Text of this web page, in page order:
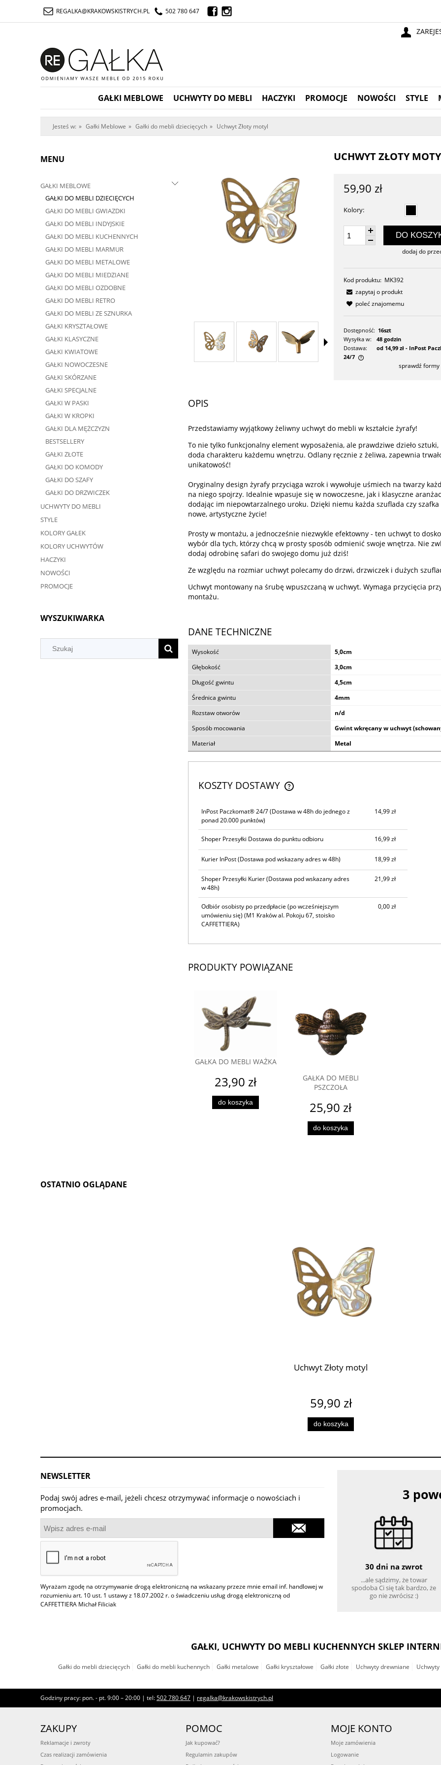
REGALKA@KRAKOWSKISTRYCH.PL 502 780 647
GAŁKI MEBLOWE UCHWYTY DO MEBLI HACZYKI PROMOCJE NOWOŚCI STYLE
Jesteś w: » Gałki Meblowe » Gałki do mebli dziecięcych » Uchwyt Złoty motyl
MENU
GAŁKI MEBLOWE
GAŁKI DO MEBLI DZIECIĘCYCH
GAŁKI DO MEBLI GWIAZDKI
GAŁKI DO MEBLI INDYJSKIE
GAŁKI DO MEBLI KUCHENNYCH
GAŁKI DO MEBLI MARMUR
GAŁKI DO MEBLI METALOWE
GAŁKI DO MEBLI MIEDZIANE
GAŁKI DO MEBLI OZDOBNE
GAŁKI DO MEBLI RETRO
GAŁKI DO MEBLI ZE SZNURKA
GAŁKI KRYSZTAŁOWE
GAŁKI KLASYCZNE
GAŁKI KWIATOWE
GAŁKI NOWOCZESNE
GAŁKI SKÓRZANE
GAŁKI SPECJALNE
GAŁKI W PASKI
GAŁKI W KROPKI
GAŁKI DLA MĘŻCZYZN
BESTSELLERY
GAŁKI ZŁOTE
GAŁKI DO KOMODY
GAŁKI DO SZAFY
GAŁKI DO DRZWICZEK
UCHWYTY DO MEBLI
STYLE
KOLORY GAŁEK
KOLORY UCHWYTÓW
HACZYKI
NOWOŚCI
PROMOCJE
WYSZUKIWARKA
UCHWYT ZŁOTY
59,90 zł
Kolory:
DO
dodaj do
Kod produktu: MK392
zapytaj o produkt
poleć znajomemu
Dostępność: 16szt
Wysyłka w:
48 godzin
Dostawa:
od 14,99 zł - InPost
24/7
sprawdź formy
OPIS
Przedstawiamy wyjątkowy żeliwny uchwyt do mebli w kształcie żyrafy!
To nie tylko funkcjonalny element wyposażenia, ale prawdziwe dzieło sztuki,
doda charakteru każdemu wnętrzu. Odlany ręcznie z żeliwa, zapewnia
unikatowość!
Oryginalny design żyrafy przyciąga wzrok i wywołuje uśmiech na twarzy
na niego spojrzy. Idealnie wpasuje się w nowoczesne, jak i klasyczne
dodając im niepowtarzalnego uroku. Dzięki niemu każda szuflada czy szafka
nowe, artystyczne życie!
Prosty w montażu, a jednocześnie niezwykle efektowny - ten uchwyt to
wybór dla tych, którzy chcą w prosty sposób odmienić swoje wnętrza. Nie
dodaj odrobinę safari do swojego domu już dziś!
Ze względu na rozmiar uchwyt polecamy do drzwi, drzwiczek i dużych
Uchwyt montowany na śrubę wpuszczaną w uchwyt. Wymaga przycięcia
montażu.
DANE TECHNICZNE
Wysokość
5,0cm
Głębokość
3,0cm
Długość gwintu
4,5cm
Średnica gwintu
4mm
Rozstaw otworów
n/d
Sposób mocowania
Gwint wkręcany w uchwyt
Materiał
Metal
KOSZTY DOSTAWY
CENA NIE ZAWIERA EWENTUALNYCH
InPost Paczkomat® 24/7(Dostawa w 48h do jednego z
ponad 20.000 punktów)
14,99 zł
Shoper Przesyłki Dostawa do punktu odbioru 16,99 zł
Kurier InPost(Dostawa pod wskazany adres w 48h) 18,99 zł
Shoper Przesyłki Kurier(Dostawa pod wskazany adres
w 48h)
21,99 zł
Odbiór osobisty po przedpłacie (po wcześniejszym
umówieniu się) (M1 Kraków al. Pokoju 67, stoisko
CAFFETTIERA)
0,00 zł
PRODUKTY POWIĄZANE
GAŁKA DO MEBLI WAŻKA
23,90 zł
do koszyka
GAŁKA DO MEBLI
PSZCZOŁA
25,90 zł
do koszyka
GAŁKA DO MEBLI
BIAŁE KROPKI
21,90 zł
OSTATNIO OGLĄDANE
Uchwyt Złoty motyl
59,90 zł
do koszyka
NEWSLETTER
Podaj swój adres e-mail, jeżeli chcesz otrzymywać informacje o nowościach i
promocjach.
Wyrażam zgodę na otrzymywanie drogą elektroniczną na wskazany przeze mnie email inf. handlowej w
rozumieniu art. 10 ust. 1 ustawy z 18.07.2002 r. o świadczeniu usług drogą elektroniczną od
CAFFETTIERA Michał Filiciak
3
30 dni na zwrot
...ale sądzimy, że towar
spodoba Ci się tak bardzo, że
go nie zwrócisz :)
GAŁKI, UCHWYTY DO MEBLI KUCHENNYCH SKLEP
Gałki do mebli dziecięcych Gałki do mebli kuchennych Gałki metalowe Gałki kryształowe Gałki złote Uchwyty drewniane
Godziny pracy: pon. - pt. 9:00 – 20:00 | tel:502 780 647 | regalka@krakowskistrych.pl
ZAKUPY
Reklamacje i zwroty
Czas realizacji zamówienia
POMOC
Jak kupować?
Regulamin zakupów
MOJE KONTO
Moje zamówienia
Logowanie